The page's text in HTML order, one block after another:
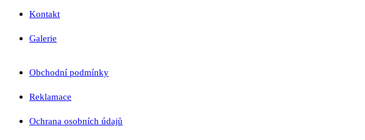
Kontakt
Galerie
Obchodní podmínky
Reklamace
Ochrana osobních údajů